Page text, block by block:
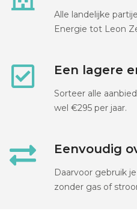
Alle landelijke
Energie tot Leon
Een lagere
Sorteer alle
wel €295 per jaar.
Eenvoudig
Daarvoor gebruik
zonder gas of